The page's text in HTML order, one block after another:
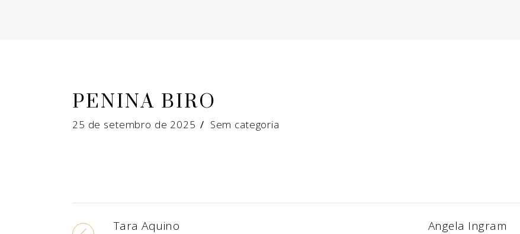
PENINA BIRO
25 de setembro de 2025 Sem categoria
Tara Aquino Angela Ingram